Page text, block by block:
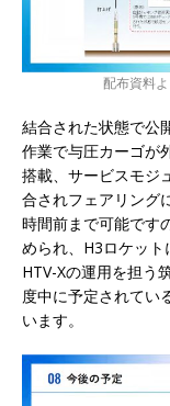
配布資料
結合された状態で公
作業で与圧カーゴが
搭載、サービスモジ
合されフェアリング
時間前まで可能です
められ、H3ロケット
HTV-Xの運用を担う
度中に予定されてい
います。